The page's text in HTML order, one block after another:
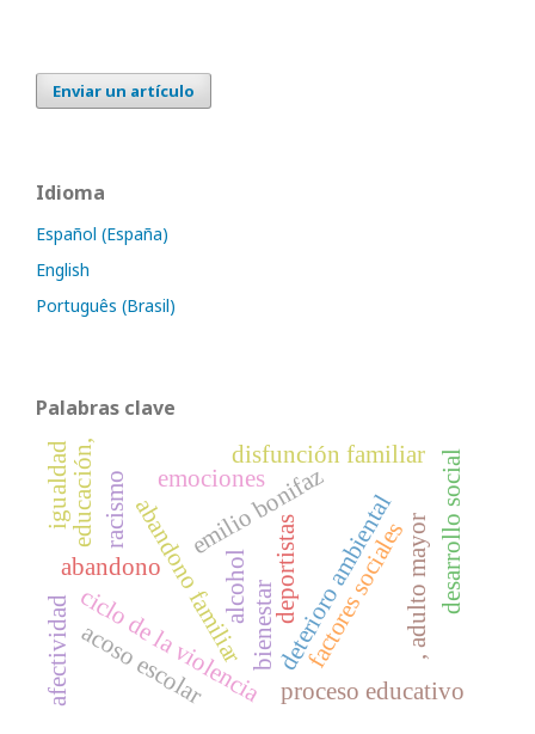
Enviar un artículo
Idioma
Español (España)
English
Português (Brasil)
Palabras clave
emilio bonifazdeterioro ambiental
disfunción familiar
bienestar
ciclo de la violencia
abandono familiar
proceso educativo
acoso escolar factores sociales
abandono , adulto mayor
alcohol deportistas
emociones
afectividad
desarrollo social
racismo
educación,
igualdad